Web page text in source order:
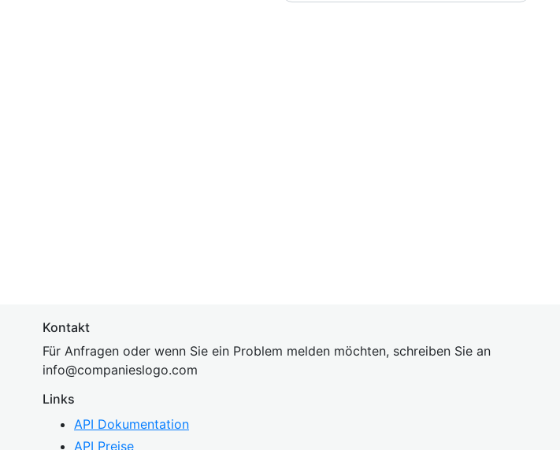
Kontakt
Für Anfragen oder wenn Sie ein Problem melden möchten, schreiben Sie an
info@companieslogo.com
Links
API Dokumentation
API Preise